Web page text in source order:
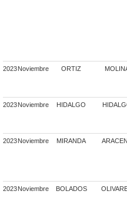
2023Noviembre ORTIZ
2023Noviembre HIDALGO
2023Noviembre MIRANDA
2023Noviembre BOLADOS